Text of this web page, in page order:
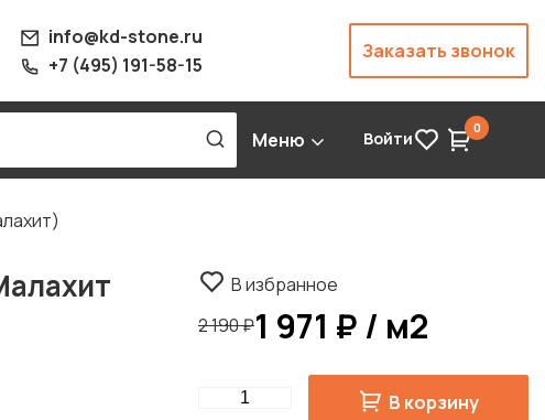
info@kd-stone.ru
+7 (495) 191-58-15
Заказать звонок
Меню Войти 0
В избранное
2 190 ₽1 971 ₽ / м2
Quantity В корзину